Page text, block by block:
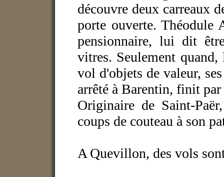
découvre deux carreaux
porte ouverte.
pensionnaire, lui dit
vitres. Seulement
vol d'objets de valeur,
arrêté à Barentin, finit par
Originaire de Saint-
coups de couteau à son
A Quevillon, des vols